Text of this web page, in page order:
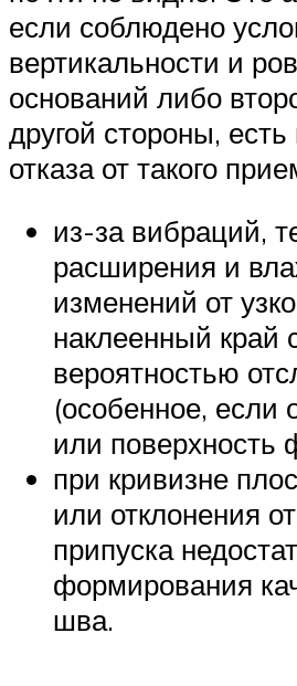
если соблюдено
вертикальности и
оснований либо
другой стороны,
отказа от такого
из-за вибраций,
расширения и
изменений от
наклеенный край
вероятностью
(особенное, если
или поверхность
при кривизне
или отклонения
припуска
формирования
шва.